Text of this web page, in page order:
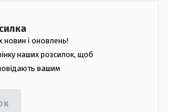
новин і оновлень!
наших розсилок, щоб
вашим